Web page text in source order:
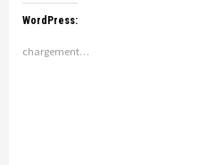
WordPress:
chargement…